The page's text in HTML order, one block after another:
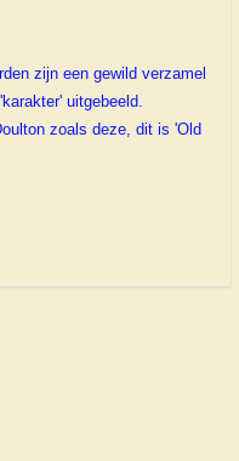
zijn een gewild verzamel
uitgebeeld.
zoals deze, dit is 'Old